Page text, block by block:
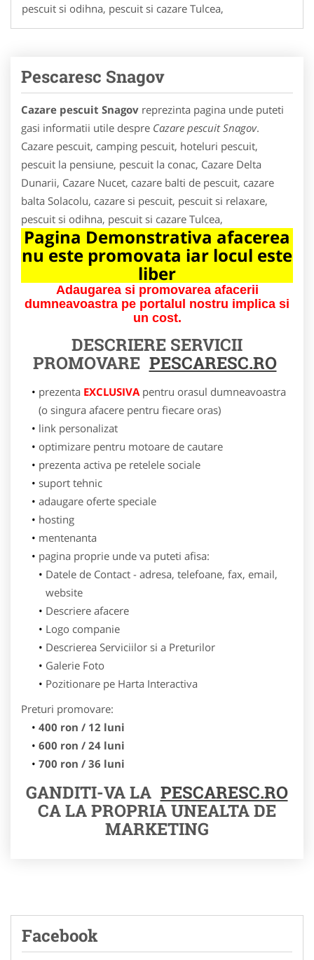
pescuit si odihna, pescuit si cazare Tulcea,
Pescaresc Snagov
Cazare pescuit Snagov reprezinta pagina unde puteti
gasi informatii utile despre Cazare pescuit Snagov.
Cazare pescuit, camping pescuit, hoteluri pescuit,
pescuit la pensiune, pescuit la conac, Cazare Delta
Dunarii, Cazare Nucet, cazare balti de pescuit, cazare
balta Solacolu, cazare si pescuit, pescuit si relaxare,
pescuit si odihna, pescuit si cazare Tulcea,
Pagina Demonstrativa afacerea
nu este promovata iar locul este
liber
Adaugarea si promovarea afacerii
dumneavoastra pe portalul nostru implica si
un cost.
DESCRIERE SERVICII
PROMOVARE PESCARESC.RO
prezenta EXCLUSIVApentru orasul dumneavoastra
(o singura afacere pentru fiecare oras)
link personalizat
optimizare pentru motoare de cautare
prezenta activa pe retelele sociale
suport tehnic
adaugare oferte speciale
hosting
mentenanta
pagina proprie unde va puteti afisa:
Datele de Contact - adresa, telefoane, fax, email,
website
Descriere afacere
Logo companie
Descrierea Serviciilor si a Preturilor
Galerie Foto
Pozitionare pe Harta Interactiva
Preturi promovare:
400 ron / 12 luni
600 ron / 24 luni
700 ron / 36 luni
GANDITI-VA LA PESCARESC.RO
CA LA PROPRIA UNEALTA DE
MARKETING
Facebook